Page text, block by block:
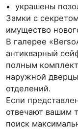
украшены
Замки с
имущество
В галерее
антикварный
полным
наружной
отделений.
Если
отвечают вашим
поиск